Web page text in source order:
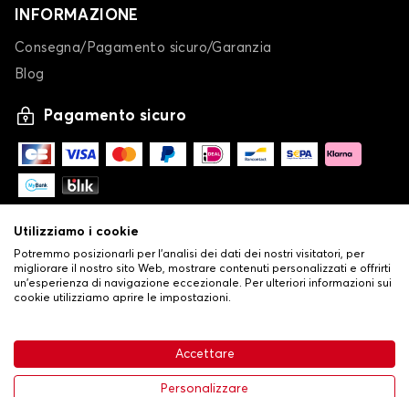
63,99 € Aggiungi al carrello
INFORMAZIONE
Consegna/Pagamento sicuro/Garanzia
Blog
Pagamento sicuro
Condizioni generali di vendita•
Politica sulla privacy e sui cookie•Livraison
Utilizziamo i cookie
Potremmo posizionarli per l'analisi dei dati dei nostri visitatori, per
migliorare il nostro sito Web, mostrare contenuti personalizzati e offrirti
un'esperienza di navigazione eccezionale. Per ulteriori informazioni sui
cookie utilizziamo aprire le impostazioni.
Accettare
Personalizzare